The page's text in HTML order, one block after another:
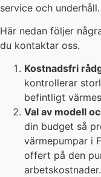
service och underhåll.
Här nedan följer
du kontaktar oss.
Kostnadsfri
kontrollerar
befintligt
Val av modell
din budget så
värmepumpar i
offert på den
arbetskostnader.